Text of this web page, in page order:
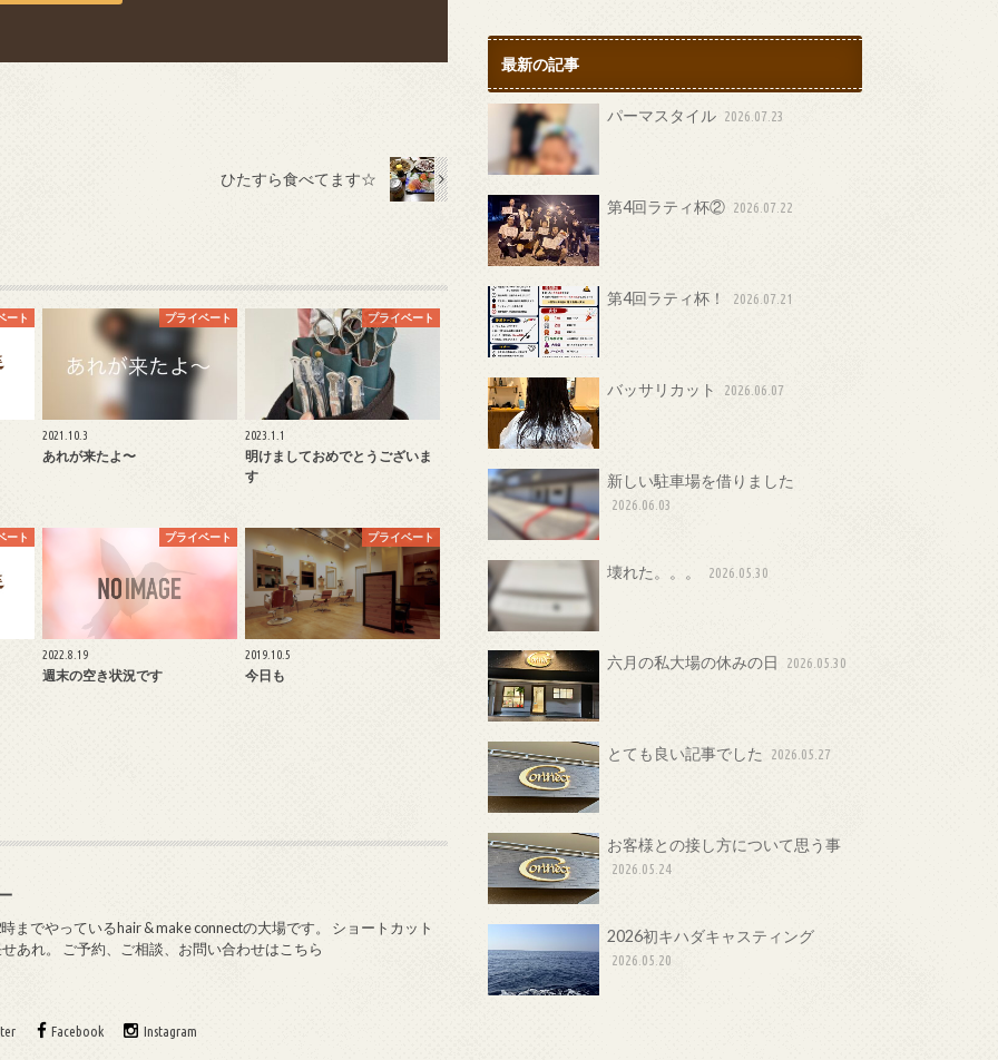
ひたすら食べてます☆
ート プライベート
2021.10.3
あれが来たよ〜
プライベート
2023.1.1
明けましておめでとうございま
す
ート プライベート
2022.8.19
週末の空き状況です
プライベート
2019.10.5
今日も
までやっているhair & make connectの大場です。 ショートカット
あれ。 ご予約、ご相談、お問い合わせはこちら
Facebook Instagram
最新の記事
パーマスタイル 2026.07.23
第4回ラティ杯② 2026.07.22
第4回ラティ杯！ 2026.07.21
バッサリカット 2026.06.07
新しい駐車場を借りました
2026.06.03
壊れた。。。 2026.05.30
六月の私大場の休みの日 2026.05.30
とても良い記事でした 2026.05.27
お客様との接し方について思う事
2026.05.24
2026初キハダキャスティング
2026.05.20